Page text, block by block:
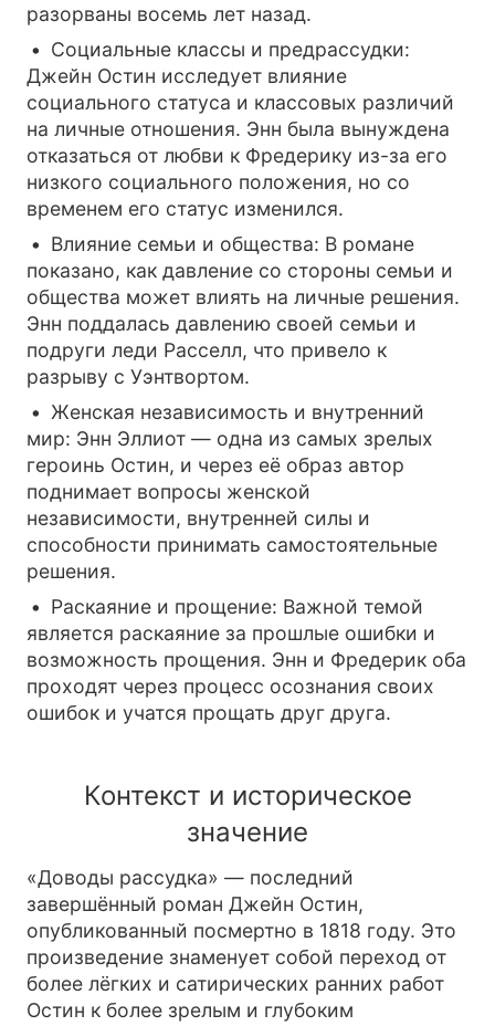
разорваны восемь лет назад.
Социальные классы и предрассудки:
Джейн Остин исследует влияние
социального статуса и классовых различий
на личные отношения. Энн была вынуждена
отказаться от любви к Фредерику из-за его
низкого социального положения, но со
временем его статус изменился.
Влияние семьи и общества: В романе
показано, как давление со стороны семьи и
общества может влиять на личные решения.
Энн поддалась давлению своей семьи и
подруги леди Расселл, что привело к
разрыву с Уэнтвортом.
Женская независимость и внутренний
мир: Энн Эллиот — одна из самых зрелых
героинь Остин, и через её образ автор
поднимает вопросы женской
независимости, внутренней силы и
способности принимать самостоятельные
решения.
Раскаяние и прощение: Важной темой
является раскаяние за прошлые ошибки и
возможность прощения. Энн и Фредерик оба
проходят через процесс осознания своих
ошибок и учатся прощать друг друга.
Контекст и историческое
значение
«Доводы рассудка» — последний
завершённый роман Джейн Остин,
опубликованный посмертно в 1818 году. Это
произведение знаменует собой переход от
более лёгких и сатирических ранних работ
Остин к более зрелым и глубоким